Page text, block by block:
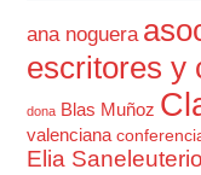
ana noguera
escritores y
dona Blas Muñoz
valenciana
Elia Saneleuterio